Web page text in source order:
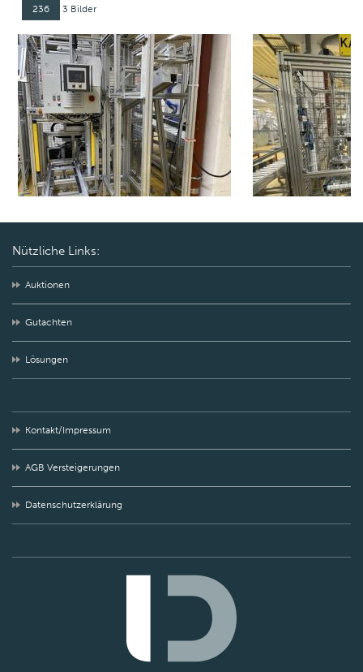
236 3 Bilder
Nützliche Links:
Auktionen
Gutachten
Lösungen
Kontakt/Impressum
AGB Versteigerungen
Datenschutzerklärung